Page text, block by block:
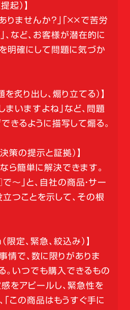
起）】
りませんか？」「××で苦労
、など、お客様が潜在的に
明確にして問題に気づか
炙り出し、煽り立てる）】
まいますよね」など、問題
きるように描写して煽る。
策の提示と証拠）】
ら簡単に解決できます。
」と、自社の商品・サー
つことを示して、その根
定、緊急、絞込み）】
情で、数に限りがありま
。いつでも購入できるもの
をアピールし、緊急性を
「この商品はもうすぐ手に